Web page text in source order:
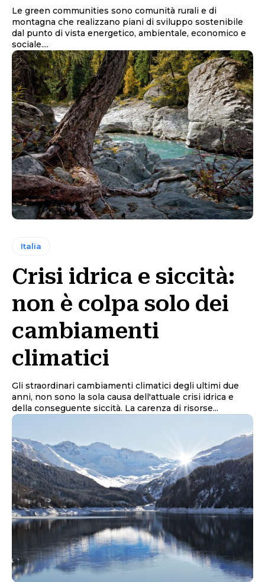
Le green communities sono comunità rurali e di
montagna che realizzano piani di sviluppo sostenibile
dal punto di vista energetico, ambientale, economico e
sociale....
Italia
Crisi idrica e siccità:
non è colpa solo dei
cambiamenti
climatici
Gli straordinari cambiamenti climatici degli ultimi due
anni, non sono la sola causa dell'attuale crisi idrica e
della conseguente siccità. La carenza di risorse...